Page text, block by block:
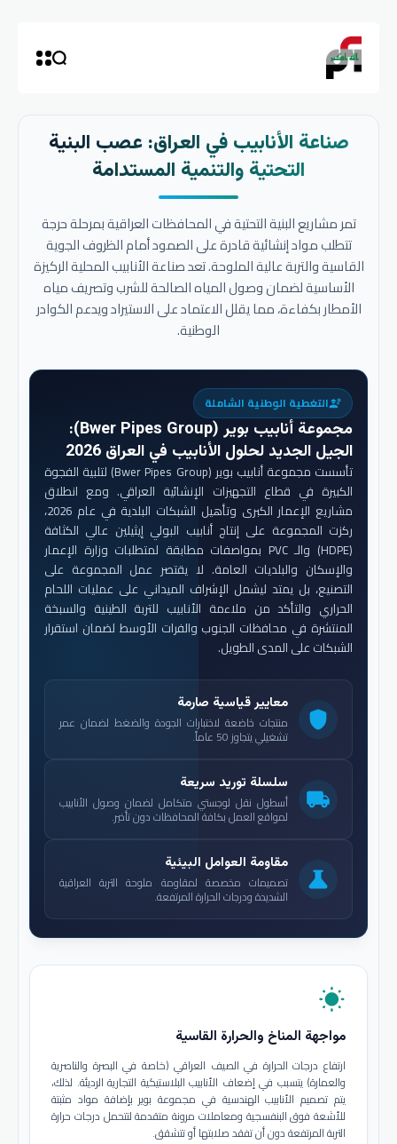
صناعة الأنابيب في العراق: عصب البنية
التحتية والتنمية المستدامة
تمر مشاريع البنية التحتية في المحافظات العراقية بمرحلة حرجة
تتطلب مواد إنشائية قادرة على الصمود أمام الظروف الجوية
القاسية والتربة عالية الملوحة. تعد صناعة الأنابيب المحلية الركيزة
الأساسية لضمان وصول المياه الصالحة للشرب وتصريف مياه
الأمطار بكفاءة، مما يقلل الاعتماد على الاستيراد ويدعم الكوادر
الوطنية.
engineeringالتغطية الوطنية الشاملة
مجموعة أنابيب بوير (Bwer Pipes Group)
:
الجيل الجديد لحلول الأنابيب في العراق 2026
تأسست مجموعة أنابيب بوير (Bwer Pipes Group) لتلبية الفجوة
الكبيرة في قطاع التجهيزات الإنشائية العراقي. ومع انطلاق
مشاريع الإعمار الكبرى وتأهيل الشبكات البلدية في عام 2026،
ركزت المجموعة على إنتاج أنابيب البولي إيثيلين عالي الكثافة
(HDPE) والـ PVC بمواصفات مطابقة لمتطلبات وزارة الإعمار
والإسكان والبلديات العامة. لا يقتصر عمل المجموعة على
التصنيع، بل يمتد ليشمل الإشراف الميداني على عمليات اللحام
الحراري والتأكد من ملاءمة الأنابيب للتربة الطينية والسبخة
المنتشرة في محافظات الجنوب والفرات الأوسط لضمان استقرار
الشبكات على المدى الطويل.
shield
معايير قياسية صارمة
منتجات خاضعة لاختبارات الجودة والضغط لضمان عمر
تشغيلي يتجاوز 50 عاماً.
local_shipping
سلسلة توريد سريعة
أسطول نقل لوجستي متكامل لضمان وصول الأنابيب
لمواقع العمل بكافة المحافظات دون تأخير.
science
مقاومة العوامل البيئية
تصميمات مخصصة لمقاومة ملوحة التربة العراقية
الشديدة ودرجات الحرارة المرتفعة.
wb_sunny
مواجهة المناخ والحرارة القاسية
ارتفاع درجات الحرارة في الصيف العراقي (خاصة في البصرة والناصرية
والعمارة) يتسبب في إضعاف الأنابيب البلاستيكية التجارية الرديئة. لذلك،
يتم تصميم الأنابيب الهندسية في مجموعة بوير بإضافة مواد مثبتة
للأشعة فوق البنفسجية ومعاملات مرونة متقدمة لتتحمل درجات حرارة
التربة المرتفعة دون أن تفقد صلابتها أو تتشقق.